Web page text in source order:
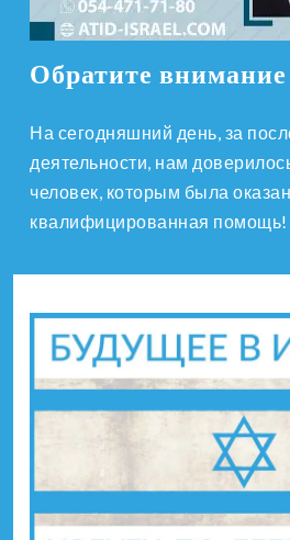
Обратите
На сегодняшний день, за
деятельности, нам
человек, которым была
квалифицированная помощь!